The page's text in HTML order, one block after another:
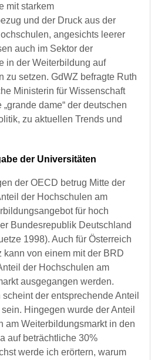
mit starkem
und der Druck aus der
angesichts leerer
auch im Sektor der
in der Weiterbildung auf
zu setzen. GdWZ befragte Ruth
Ministerin für Wissenschaft
dame“ der deutschen
zu aktuellen Trends und
der Universitäten
der OECD betrug Mitte der
der Hochschulen am
für hoch
Bundesrepublik Deutschland
1998). Auch für Österreich
kann von einem mit der BRD
der Hochschulen am
ausgegangen werden.
der entsprechende Anteil
Hingegen wurde der Anteil
am Weiterbildungsmarkt in den
auf beträchtliche 30%
werde ich erörtern, warum